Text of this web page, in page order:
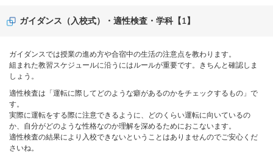
ガイダンス（入校式）・適性検査・学科【1】
ガイダンスでは授業の進め方や合宿中の生活の注意点を教わります。
組まれた教習スケジュールに沿うにはルールが重要です。きちんと確認しま
しょう。
適性検査は「運転に際してどのような癖があるのかをチェックするもの」で
す。
実際に運転をする際に注意できるように、どのくらい運転に向いているの
か、自分がどのような性格なのか理解を深めるためにおこないます。
適性検査の結果により入校できないということはありませんのでご安心くだ
さいね。